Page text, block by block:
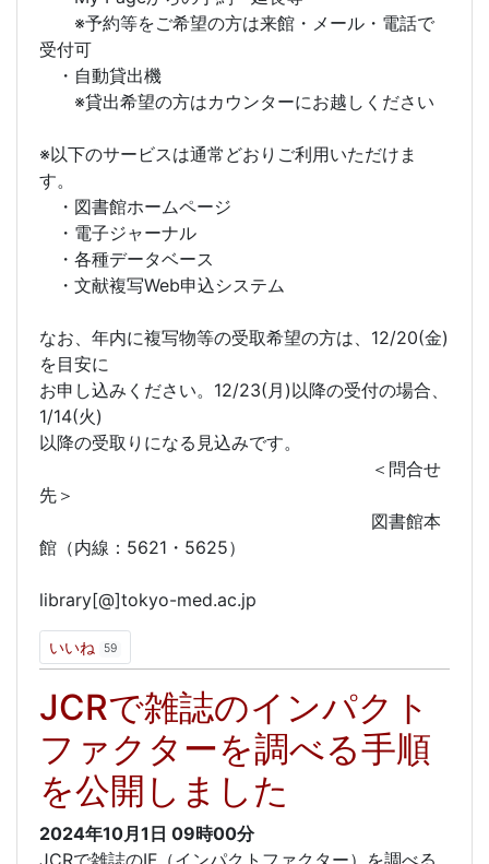
※予約等をご希望の方は来館・メール・電話で
受付可
・自動貸出機
※貸出希望の方はカウンターにお越しください
※以下のサービスは通常どおりご利用いただけま
す。
・図書館ホームページ
・電子ジャーナル
・各種データベース
・文献複写Web申込システム
なお、年内に複写物等の受取希望の方は、12/20(金)
を目安に
お申し込みください。12/23(月)以降の受付の場合、
1/14(火)
以降の受取りになる見込みです。
＜問合せ
先＞
図書館本
館（内線：5621・5625）
library[@]tokyo-med.ac.jp
いいね 59
JCRで雑誌のインパクト
ファクターを調べる手順
を公開しました
2024年10月1日 09時00分